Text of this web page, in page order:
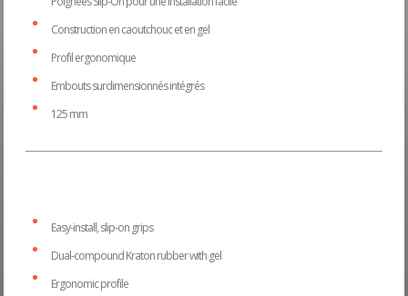
Construction en caoutchouc et en gel
Profil ergonomique
Embouts surdimensionnés intégrés
125 mm
Easy-install, slip-on grips
Dual-compound Kraton rubber with gel
Ergonomic profile